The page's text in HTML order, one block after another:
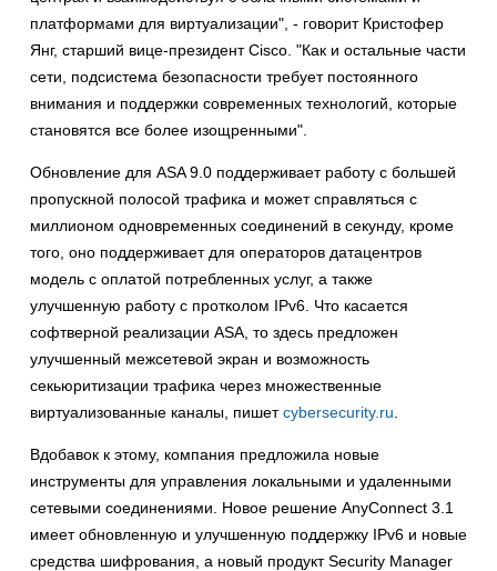
платформами для виртуализации", - говорит Кристофер
Янг, старший вице-президент Cisco. "Как и остальные части
сети, подсистема безопасности требует постоянного
внимания и поддержки современных технологий, которые
становятся все более изощренными".
Обновление для ASA 9.0 поддерживает работу с большей
пропускной полосой трафика и может справляться с
миллионом одновременных соединений в секунду, кроме
того, оно поддерживает для операторов датацентров
модель с оплатой потребленных услуг, а также
улучшенную работу с протколом IPv6. Что касается
софтверной реализации ASA, то здесь предложен
улучшенный межсетевой экран и возможность
секьюритизации трафика через множественные
виртуализованные каналы, пишетcybersecurity.ru
Вдобавок к этому, компания предложила новые
инструменты для управления локальными и удаленными
сетевыми соединениями. Новое решение AnyConnect 3.1
имеет обновленную и улучшенную поддержку IPv6 и новые
средства шифрования, а новый продукт Security Manager